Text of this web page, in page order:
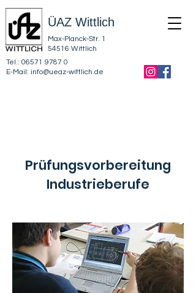
ÜAZ Wittlich
Max-Planck-Str. 1
54516 Wittlich
Tel.: 06571 9787 0
E-Mail: info@ueaz-wittlich.de
Prüfungsvorbereitung
Industrieberufe